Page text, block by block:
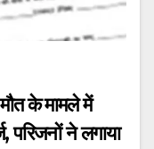
के मामले में
परिजनों ने लगाया